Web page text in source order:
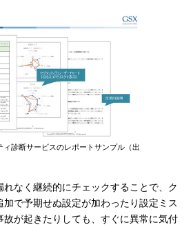
ィ診断サービスのレポートサンプル（出
なく継続的にチェックすることで、ク
で予期せぬ設定が加わったり設定ミス
が起きたりしても、すぐに異常に気付